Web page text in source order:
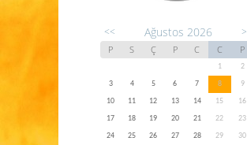
<< Ağustos 2026
P S Ç P C C P
1
2
3
4 5 6 7 8
9
10
11 12 13 14 15
16
17
18 19 20 21 22
23
24
25 26 27 28 29
30